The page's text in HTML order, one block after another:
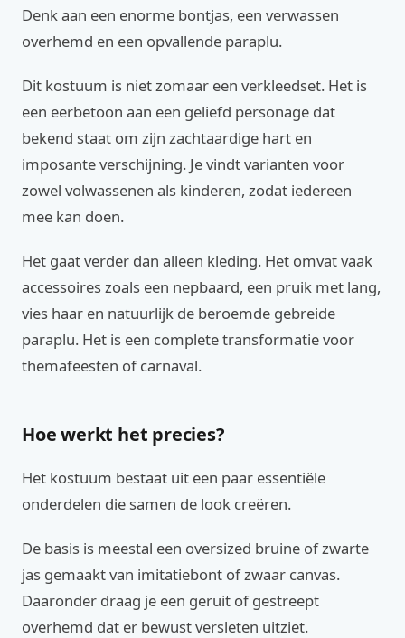
Denk aan een enorme bontjas, een verwassen
overhemd en een opvallende paraplu.
Dit kostuum is niet zomaar een verkleedset. Het is
een eerbetoon aan een geliefd personage dat
bekend staat om zijn zachtaardige hart en
imposante verschijning. Je vindt varianten voor
zowel volwassenen als kinderen, zodat iedereen
mee kan doen.
Het gaat verder dan alleen kleding. Het omvat vaak
accessoires zoals een nepbaard, een pruik met lang,
vies haar en natuurlijk de beroemde gebreide
paraplu. Het is een complete transformatie voor
themafeesten of carnaval.
Hoe werkt het precies?
Het kostuum bestaat uit een paar essentiële
onderdelen die samen de look creëren.
De basis is meestal een oversized bruine of zwarte
jas gemaakt van imitatiebont of zwaar canvas.
Daaronder draag je een geruit of gestreept
overhemd dat er bewust versleten uitziet.